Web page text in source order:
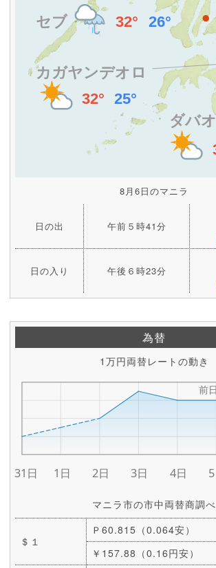
8月6日のマニラ
日の出 午前５時41分
日の入り 午後６時23分
為替
1万円両替レートの動き
マニラ市の市中両替商調べ
＄１
Ｐ60.815（0.064安）
￥157.88（0.16円安）